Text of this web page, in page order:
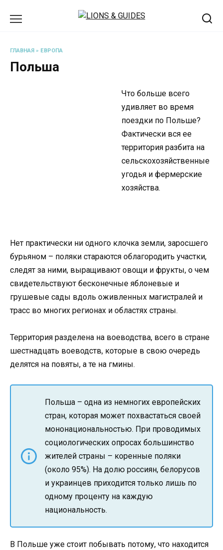
ГЛАВНАЯ » ЕВРОПА
Польша
Что больше всего
удивляет во время
поездки по Польше?
Фактически вся ее
территория разбита на
сельскохозяйственные
угодья и фермерские
хозяйства.
Нет практически ни одного клочка земли, заросшего
бурьяном – поляки стараются облагородить участки,
следят за ними, выращивают овощи и фрукты, о чем
свидетельствуют бесконечные яблоневые и
грушевые сады вдоль оживленных магистралей и
трасс во многих регионах и областях страны.
Территория разделена на воеводства, всего в стране
шестнадцать воеводств, которые в свою очередь
делятся на повяты, а те на гмины.
Польша – одна из немногих европейских
стран, которая может похвастаться своей
мононациональностью. При проводимых
социологических опросах большинство
жителей страны – коренные поляки
(около 95%). На долю россиян, белорусов
и украинцев приходится только лишь по
одному проценту на каждую
национальность.
В Польше уже стоит побывать потому, что находится